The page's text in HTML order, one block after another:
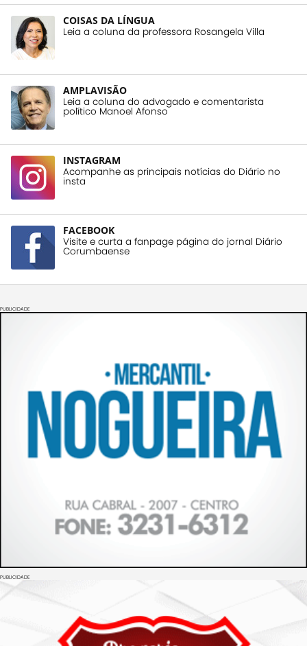
COISAS DA LÍNGUA
Leia a coluna da professora Rosangela Villa
AMPLAVISÃO
Leia a coluna do advogado e comentarista
político Manoel Afonso
INSTAGRAM
Acompanhe as principais notícias do Diário no
insta
FACEBOOK
Visite e curta a fanpage página do jornal Diário
Corumbaense
PUBLICIDADE
PUBLICIDADE